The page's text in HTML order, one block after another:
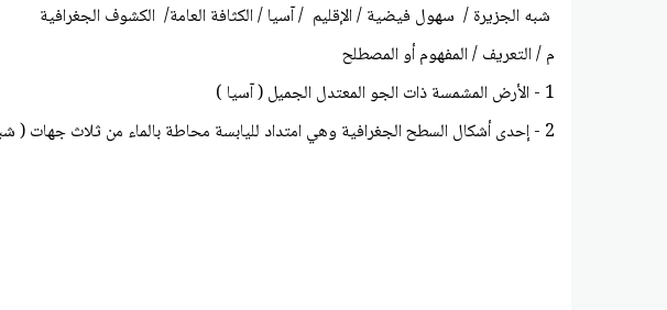
شبه الجزيرة / سهول فيضية / الإقليم / آسيا / الكثافة العامة/ الكشوف الجغرافية
م / التعريف / المفهوم أو المصطلح
1 - الأرض المشمسة ذات الجو المعتدل الجميل ( آسيا )
2 - إحدى أشكال السطح الجغرافية وهي امتداد لليابسة محاطة بالماء من ثلاث جهات ( شبه الجزيزة )